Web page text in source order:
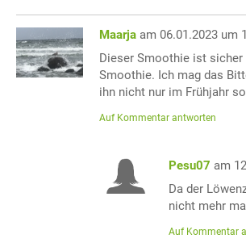
Maarja am 06.01.2023 um
Dieser Smoothie ist
Smoothie. Ich mag das
ihn nicht nur im Frühjahr
Auf Kommentar antworten
Pesu07 am
Da der
nicht mehr
Auf Kommentar